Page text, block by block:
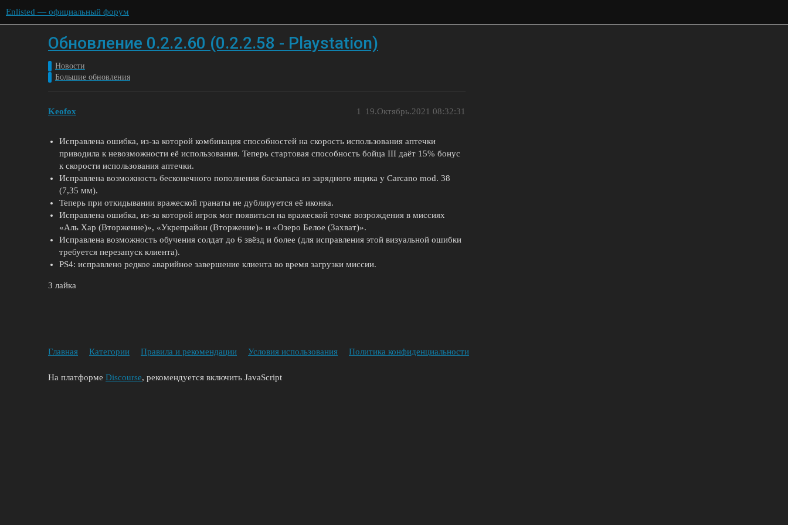
Enlisted — официальный форум
Обновление 0.2.2.60 (0.2.2.58 - Playstation)
Новости
Большие обновления
Keofox 19.Октябрь.2021 08:32:31
1
Исправлена ошибка, из-за которой комбинация способностей на скорость использования аптечки
приводила к невозможности её использования. Теперь стартовая способность бойца III даёт 15% бонус
к скорости использования аптечки.
Исправлена возможность бесконечного пополнения боезапаса из зарядного ящика у Carcano mod. 38
(7,35 мм).
Теперь при откидывании вражеской гранаты не дублируется её иконка.
Исправлена ошибка, из-за которой игрок мог появиться на вражеской точке возрождения в миссиях
«Аль Хар (Вторжение)», «Укрепрайон (Вторжение)» и «Озеро Белое (Захват)».
Исправлена возможность обучения солдат до 6 звёзд и более (для исправления этой визуальной ошибки
требуется перезапуск клиента).
PS4: исправлено редкое аварийное завершение клиента во время загрузки миссии.
3 лайка
Главная Категории Правила и рекомендации Условия использования Политика конфиденциальности
На платформе Discourse, рекомендуется включить JavaScript